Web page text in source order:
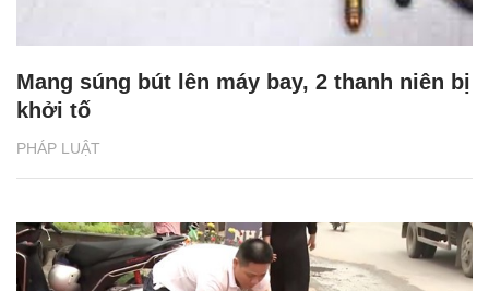
PHÁP LUẬT
Mang súng bút lên máy bay, 2 thanh niên bị
khởi tố